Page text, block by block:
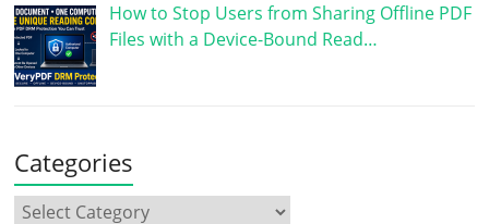
How to Stop Users from Sharing Offline PDF
Files with a Device-Bound Read…
Categories